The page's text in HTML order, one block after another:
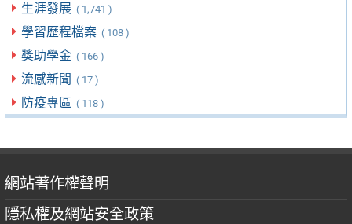
生涯發展 ( 1,741 )
學習歷程檔案 ( 108 )
獎助學金 ( 166 )
流感新聞 ( 17 )
防疫專區 ( 118 )
網站著作權聲明
隱私權及網站安全政策